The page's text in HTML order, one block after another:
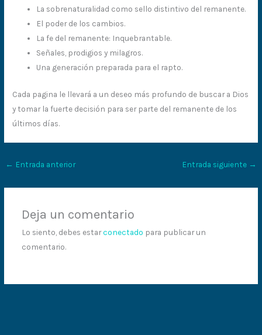
La sobrenaturalidad como sello distintivo del remanente.
El poder de los cambios.
La fe del remanente: Inquebrantable.
Señales, prodigios y milagros.
Una generación preparada para el rapto.
Cada pagina le llevará a un deseo más profundo de buscar a Dios
y tomar la fuerte decisión para ser parte del remanente de los
últimos días.
← Entrada anterior Entrada siguiente →
Deja un comentario
Lo siento, debes estarconectado para publicar un
comentario.